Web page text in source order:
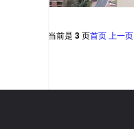
当前是 3页首页 上一页